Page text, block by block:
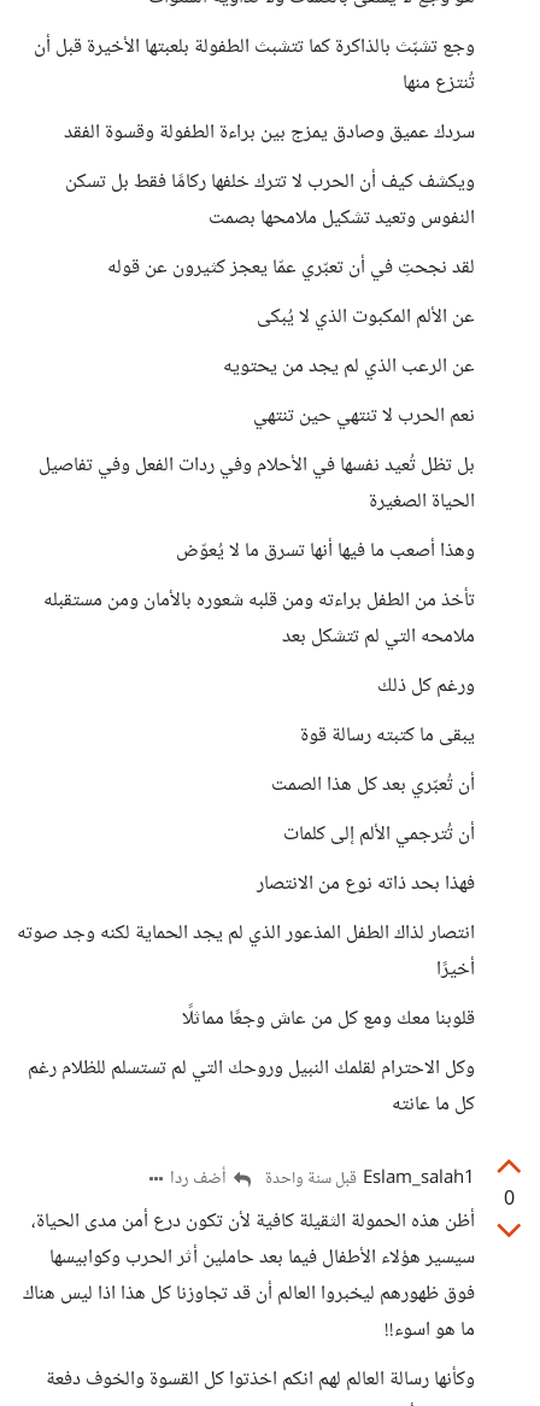
وجع تشبّث بالذاكرة كما تتشبث الطفولة بلعبتها الأخيرة قبل أن
تُنتزع منها
سردك عميق وصادق يمزج بين براءة الطفولة وقسوة الفقد
ويكشف كيف أن الحرب لا تترك خلفها ركامًا فقط بل تسكن
النفوس وتعيد تشكيل ملامحها بصمت
لقد نجحتِ في أن تعبّري عمّا يعجز كثيرون عن قوله
عن الألم المكبوت الذي لا يُبكى
عن الرعب الذي لم يجد من يحتويه
نعم الحرب لا تنتهي حين تنتهي
بل تظل تُعيد نفسها في الأحلام وفي ردات الفعل وفي تفاصيل
الحياة الصغيرة
وهذا أصعب ما فيها أنها تسرق ما لا يُعوّض
تأخذ من الطفل براءته ومن قلبه شعوره بالأمان ومن مستقبله
ملامحه التي لم تتشكل بعد
ورغم كل ذلك
يبقى ما كتبته رسالة قوة
أن تُعبّري بعد كل هذا الصمت
أن تُترجمي الألم إلى كلمات
فهذا بحد ذاته نوع من الانتصار
انتصار لذاك الطفل المذعور الذي لم يجد الحماية لكنه وجد صوته
أخيرًا
قلوبنا معك ومع كل من عاش وجعًا مماثلًا
وكل الاحترام لقلمك النبيل وروحك التي لم تستسلم للظلام رغم
كل ما عانته
0
Eslam_salah1 قبل سنة واحدة أضف ردا
أظن هذه الحمولة الثقيلة كافية لأن تكون درع أمن مدى الحياة،
سيسير هؤلاء الأطفال فيما بعد حاملين أثر الحرب وكوابيسها
فوق ظهورهم ليخبروا العالم أن قد تجاوزنا كل هذا اذا ليس هناك
ما هو اسوء!!
وكأنها رسالة العالم لهم انكم اخذتوا كل القسوة والخوف دفعة